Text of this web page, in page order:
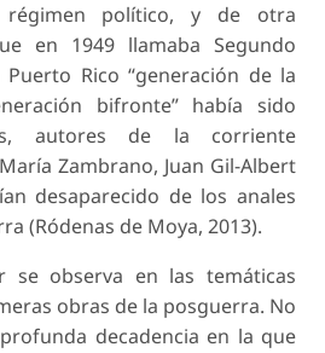
político, y de otra
en 1949 llamaba Segundo
Rico “generación de la
bifronte” había sido
autores de la corriente
Zambrano, Juan Gil-Albert
desaparecido de los anales
(Ródenas de Moya, 2013).
se observa en las temáticas
obras de la posguerra. No
decadencia en la que